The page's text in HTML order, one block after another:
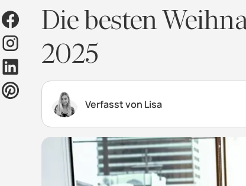
Die besten
2025
Verfasst von Lisa